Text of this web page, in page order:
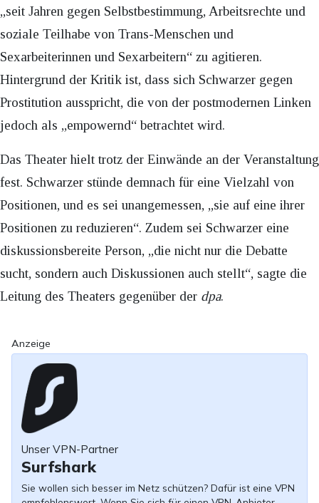
„seit Jahren gegen Selbstbestimmung, Arbeitsrechte und
soziale Teilhabe von Trans-Menschen und
Sexarbeiterinnen und Sexarbeitern“ zu agitieren.
Hintergrund der Kritik ist, dass sich Schwarzer gegen
Prostitution ausspricht, die von der postmodernen Linken
jedoch als „empowernd“ betrachtet wird.
Das Theater hielt trotz der Einwände an der Veranstaltung
fest. Schwarzer stünde demnach für eine Vielzahl von
Positionen, und es sei unangemessen, „sie auf eine ihrer
Positionen zu reduzieren“. Zudem sei Schwarzer eine
diskussionsbereite Person, „die nicht nur die Debatte
sucht, sondern auch Diskussionen auch stellt“, sagte die
Leitung des Theaters gegenüber der dpa.
Anzeige
Unser VPN-Partner
Surfshark
Sie wollen sich besser im Netz schützen? Dafür ist eine VPN